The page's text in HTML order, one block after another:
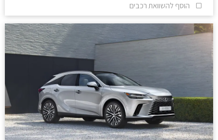
הוסף להשוואת רכבים